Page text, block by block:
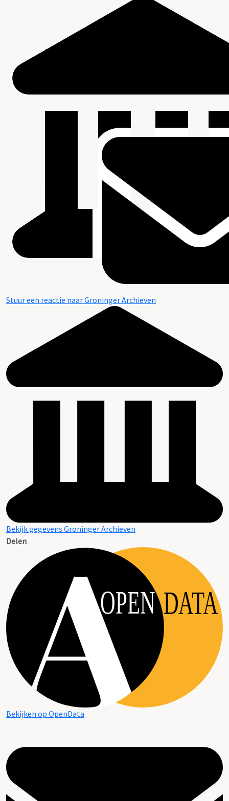
Stuur een reactie naar Groninger Archieven
Bekijk gegevens Groninger Archieven
Delen
OPEN DATA
Bekijken op OpenData